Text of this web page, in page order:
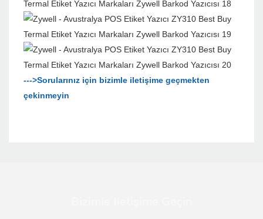
--->Sorularınız için bizimle iletişime geçmekten
çekinmeyin